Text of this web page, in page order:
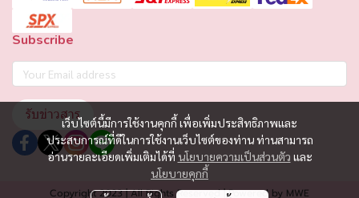
เว็บไซต์นี้มีการใช้งานคุกกี้ เพื่อเพิ่มประสิทธิภาพและ
ประสบการณ์ที่ดีในการใช้งานเว็บไซต์ของท่าน ท่านสามารถ
อ่านรายละเอียดเพิ่มเติมได้ที่ นโยบายความเป็นส่วนตัว และ
นโยบายคุกกี้
Subscribe
รับข่าวสาร
Copyright 2023 | All Rights Reserved | Powered by MWE